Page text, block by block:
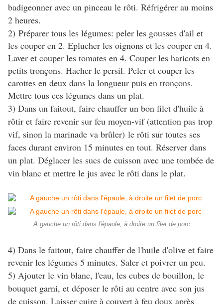
badigeonner avec un pinceau le rôti. Réfrigérer au moins
2 heures.
2) Préparer tous les légumes: peler les gousses d'ail et
les couper en 2. Eplucher les oignons et les couper en 4.
Laver et couper les tomates en 4. Couper les haricots en
petits tronçons. Hacher le persil. Peler et couper les
carottes en deux dans la longueur puis en tronçons.
Mettre tous ces légumes dans un plat.
3) Dans un faitout, faire chauffer un bon filet d'huile à
rôtir et faire revenir sur feu moyen-vif (attention pas trop
vif, sinon la marinade va brûler) le rôti sur toutes ses
faces durant environ 15 minutes en tout. Réserver dans
un plat. Déglacer les sucs de cuisson avec une tombée de
vin blanc et mettre le jus avec le rôti dans le plat.
A gauche un rôti dans l'épaule, à droite un filet de porc
4) Dans le faitout, faire chauffer de l'huile d'olive et faire
revenir les légumes 5 minutes. Saler et poivrer un peu.
5) Ajouter le vin blanc, l'eau, les cubes de bouillon, le
bouquet garni, et déposer le rôti au centre avec son jus
de cuisson. Laisser cuire à couvert à feu doux après